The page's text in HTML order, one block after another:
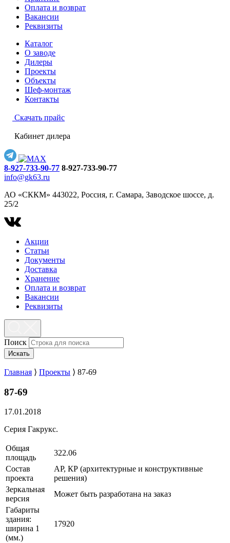
Оплата и возврат
Вакансии
Реквизиты
Каталог
О заводе
Дилеры
Проекты
Объекты
Шеф-монтаж
Контакты
Скачать прайс
Кабинет дилера
8-927-733-90-77 8-927-733-90-77
info@gk63.ru
АО «СККМ» 443022, Россия, г. Самара, Заводское шоссе, д.
25/2
Акции
Статьи
Документы
Доставка
Хранение
Оплата и возврат
Вакансии
Реквизиты
Поиск
Искать
Главная ⟩ Проекты ⟩ 87-69
87-69
17.01.2018
Серия Гакрукс.
Общая
площадь
322.06
Состав
проекта
АР, КР (архитектурные и конструктивные
решения)
Зеркальная
версия
Может быть разработана на заказ
Габариты
здания:
ширина 1
(мм.)
17920